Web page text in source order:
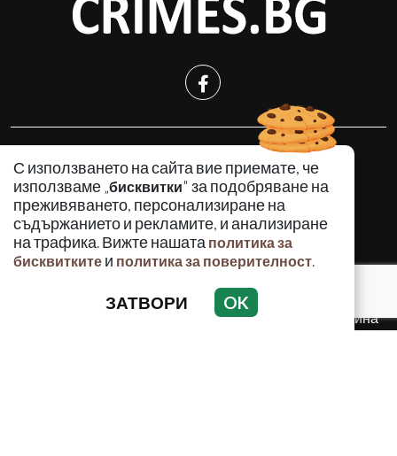
С използването на сайта вие приемате, че
използваме „бисквитки" за подобряване на
преживяването, персонализиране на
съдържанието и рекламите, и анализиране
на трафика. Вижте нашата политика за
бисквитките и политика за поверителност.
ЗАТВОРИ OK
КРИМИНАЛНО
ИНЦИДЕНТИ
АНАЛИЗИ
ПО СВЕТА
ВОДЕЩИ ТЕМИ
Използването и публикуването на част или цялото
съдържание на Crimes.BG без разрешение на Медийна